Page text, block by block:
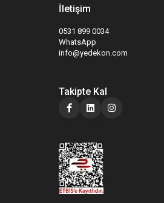
İletişim
0531 899 0034
WhatsApp
info@yedekon.com
Takipte Kal